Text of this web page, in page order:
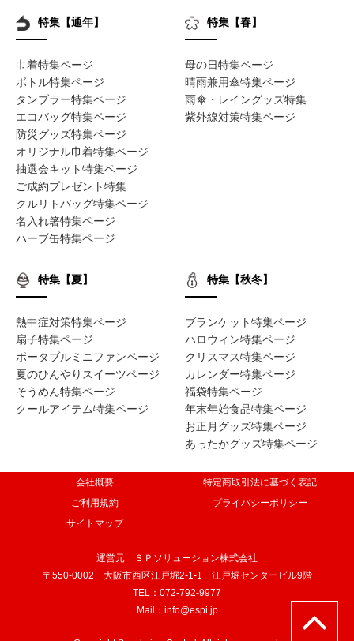
特集【通年】
巾着特集ページ
ボトル特集ページ
タンブラー特集ページ
エコバッグ特集ページ
防災グッズ特集ページ
オリジナル巾着特集ページ
抽選会キット特集ページ
ご成約プレゼント特集
クルリトバッグ特集ページ
名入れ箸特集ページ
ハーブ缶特集ページ
特集【春】
母の日特集ページ
晴雨兼用傘特集ページ
雨傘・レイングッズ特集
紫外線対策特集ページ
特集【夏】
熱中症対策特集ページ
扇子特集ページ
ポータブルミニファンページ
夏のひんやりスイーツページ
そうめん特集ページ
クールアイテム特集ページ
特集【秋冬】
ブランケット特集ページ
ハロウィン特集ページ
クリスマス特集ページ
カレンダー特集ページ
福袋特集ページ
年末年始食品特集ページ
お正月グッズ特集ページ
あったかグッズ特集ページ
会社概要
特定商取引法に基づく表記
ご利用規約
プライバシーポリシー
サイトマップ
運営元 ＳＰソリューション株式会社
〒550-0002 大阪市西区江戸堀2-1-1 江戸堀センタービル9階
TEL：072-792-9977
Mail：info@espi.jp